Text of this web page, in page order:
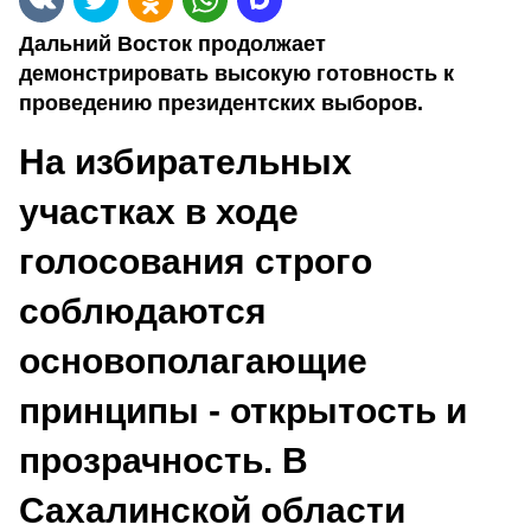
Дальний Восток продолжает
демонстрировать высокую готовность к
проведению президентских выборов.
На избирательных
участках в ходе
голосования строго
соблюдаются
основополагающие
принципы - открытость и
прозрачность. В
Сахалинской области